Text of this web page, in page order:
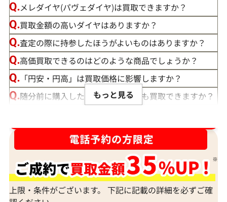
メレダイヤ(パヴェダイヤ)は買取できますか？
買取金額の高いダイヤはありますか？
査定の際に持参したほうがよいものはありますか？
高価買取できるのはどのような商品でしょうか？
「円安・円高」は買取価格に影響しますか？
随分前に購入したダイヤモンドでも買取できますか？
宝石の大きさは買取価格に影響する？
ダイヤモンドの買取価格には、どんなことが影響しま
すか？
身分証明書がなぜ必要？
もっと見る
上限・条件がございます。 下記に記載の詳細を必ずご確